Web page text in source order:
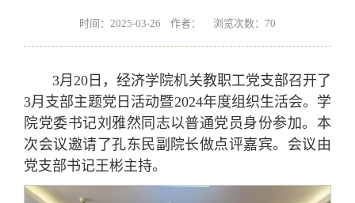
时间：2025-03-26 作者： 浏览次数： 70
3月20日，经济学院机关教职工党支部召开了
3月支部主题党日活动暨2024年度组织生活会。学
院党委书记刘雅然同志以普通党员身份参加。本
次会议邀请了孔东民副院长做点评嘉宾。会议由
党支部书记王彬主持。